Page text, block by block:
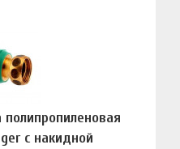
с накидной